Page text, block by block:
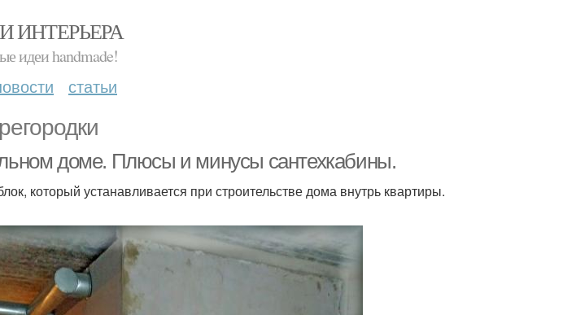
ИНТЕРЬЕРА
идеи handmade!
статьи
доме. Плюсы и минусы сантехкабины.
который устанавливается при строительстве дома внутрь квартиры.